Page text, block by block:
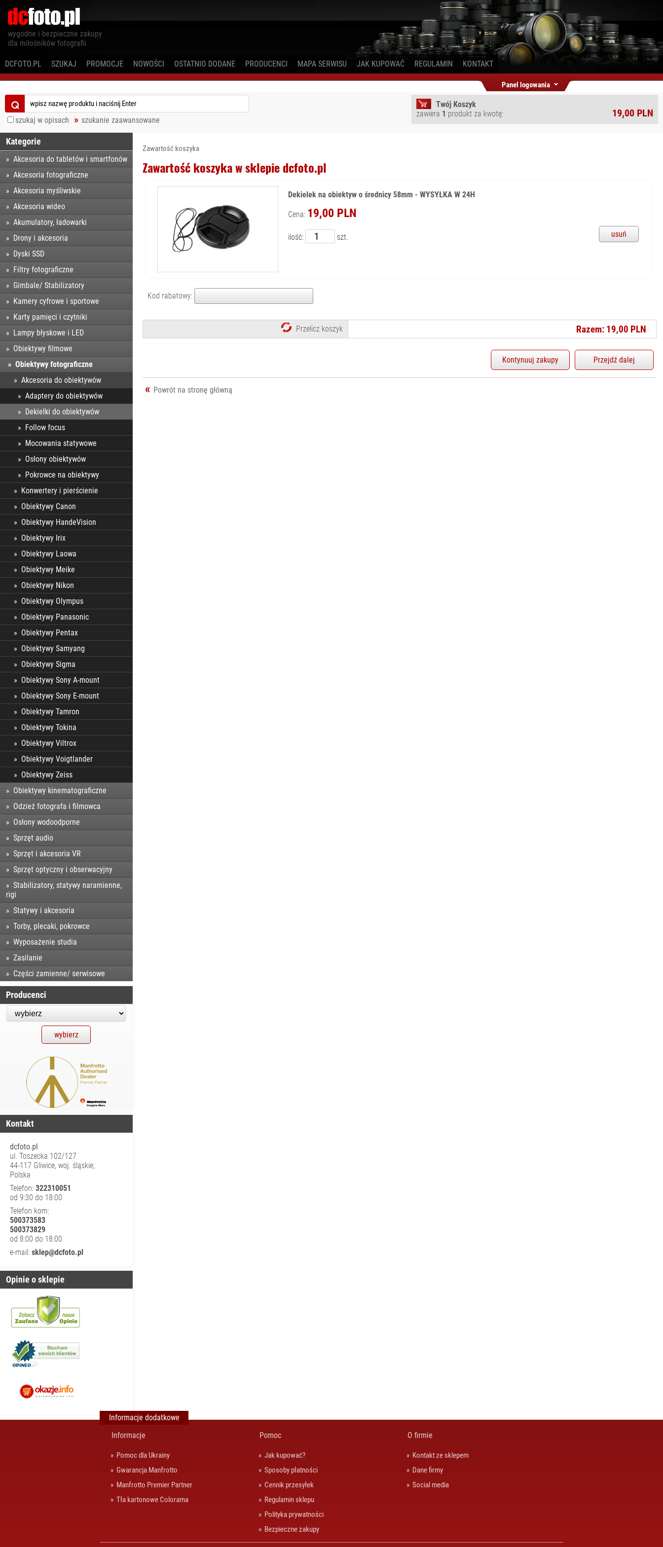
wygodne i bezpieczne zakupy
dla miłośników fotografii
DCFOTO.PL SZUKAJ PROMOCJE NOWOŚCI OSTATNIO DODANE PRODUCENCI MAPA SERWISU JAK KUPOWAĆ REGULAMIN KONTAKT
Panel logowania
⌕
szukaj w opisach szukanie zaawansowane
Twój Koszyk
zawiera 1 produkt za kwotę: 19,00 PLN
Zawartość koszyka
Zawartość koszyka w sklepie dcfoto.pl
Dekielek na obiektyw o średnicy 58mm - WYSYŁKA W 24H
Cena: 19,00 PLN
ilość: szt. usuń
Kod rabatowy:
Przelicz koszyk Razem: 19,00 PLN
Przejdź dalej
Kontynuuj zakupy
Powrót na stronę główną
Kategorie
Akcesoria do tabletów i smartfonów
Akcesoria fotograficzne
Akcesoria myśliwskie
Akcesoria wideo
Akumulatory, ładowarki
Drony i akcesoria
Dyski SSD
Filtry fotograficzne
Gimbale/ Stabilizatory
Kamery cyfrowe i sportowe
Karty pamięci i czytniki
Lampy błyskowe i LED
Obiektywy filmowe
Obiektywy fotograficzne
Akcesoria do obiektywów
Adaptery do obiektywów
Dekielki do obiektywów
Follow focus
Mocowania statywowe
Osłony obiektywów
Pokrowce na obiektywy
Konwertery i pierścienie
Obiektywy Canon
Obiektywy HandeVision
Obiektywy Irix
Obiektywy Laowa
Obiektywy Meike
Obiektywy Nikon
Obiektywy Olympus
Obiektywy Panasonic
Obiektywy Pentax
Obiektywy Samyang
Obiektywy Sigma
Obiektywy Sony A-mount
Obiektywy Sony E-mount
Obiektywy Tamron
Obiektywy Tokina
Obiektywy Viltrox
Obiektywy Voigtlander
Obiektywy Zeiss
Obiektywy kinematograficzne
Odzież fotografa i filmowca
Osłony wodoodporne
Sprzęt audio
Sprzęt i akcesoria VR
Sprzęt optyczny i obserwacyjny
Stabilizatory, statywy naramienne,
rigi
Statywy i akcesoria
Torby, plecaki, pokrowce
Wyposażenie studia
Zasilanie
Części zamienne/ serwisowe
Producenci
Kontakt
dcfoto.pl
ul. Toszecka 102/127
44-117 Gliwice, woj. śląskie,
Polska
Telefon: 322310051
od 9:30 do 18:00
Telefon kom:
500373583
500373829
od 8:00 do 18:00
e-mail: sklep@dcfoto.pl
Opinie o sklepie
Informacje dodatkowe
Informacje
Pomoc O firmie
Pomoc dla Ukrainy Jak kupować?
Kontakt ze sklepem
Gwarancja Manfrotto
Sposoby płatności
Dane firmy
Manfrotto Premier Partner
Cennik przesyłek
Social media
Tła kartonowe Colorama
Regulamin sklepu
Polityka prywatności
Bezpieczne zakupy